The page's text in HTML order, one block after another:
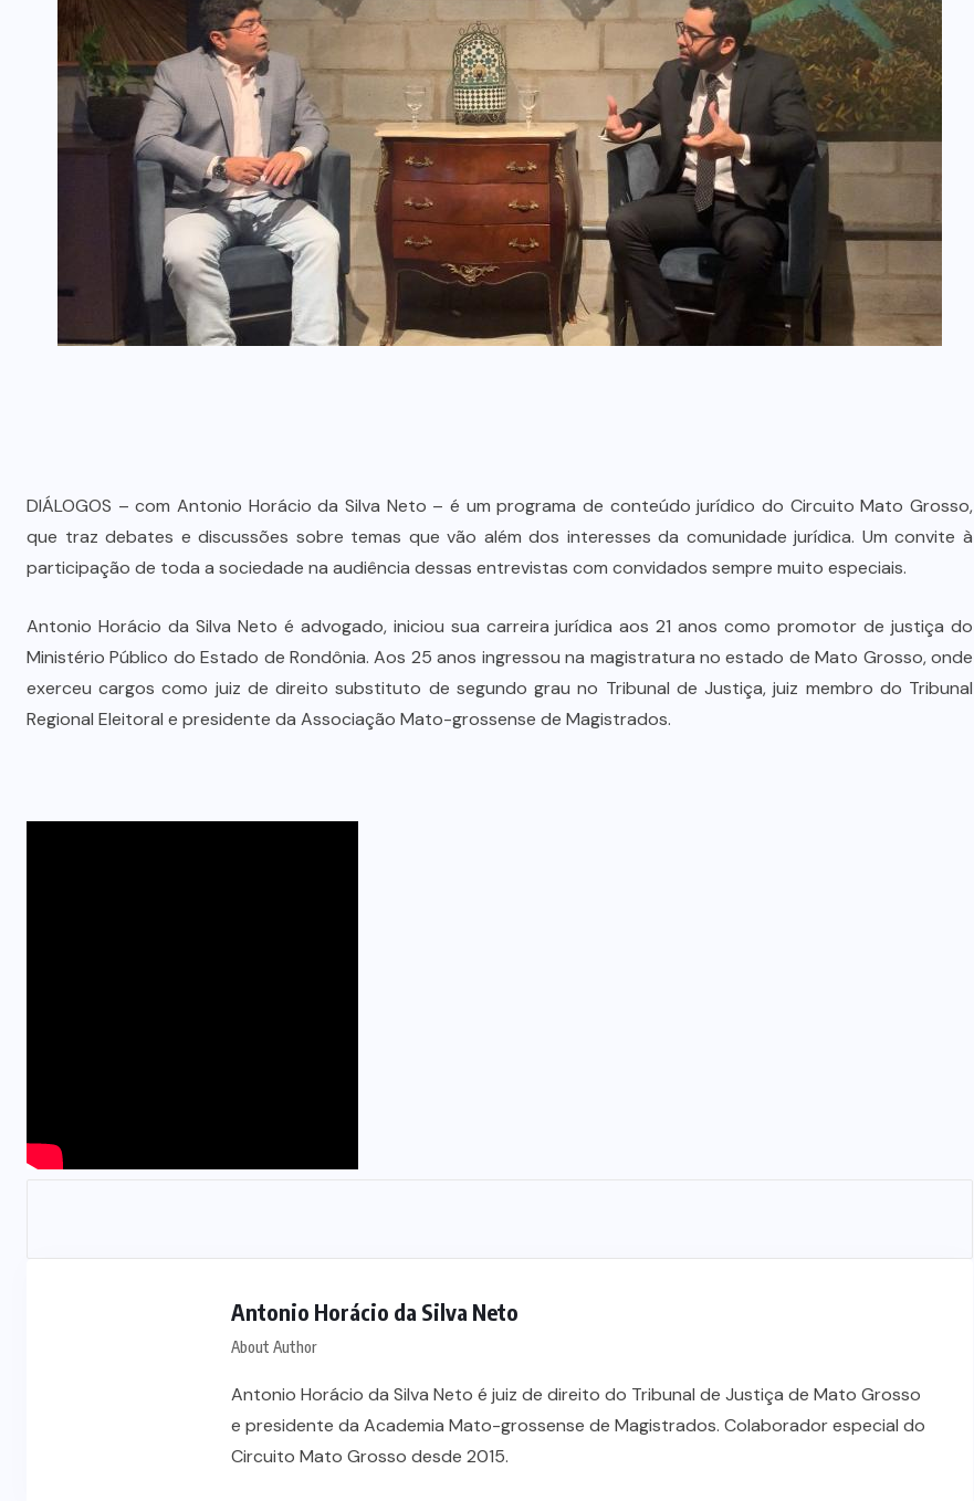
DIÁLOGOS – com Antonio Horácio da Silva Neto – é um programa de conteúdo jurídico do Circuito Mato Grosso,
que traz debates e discussões sobre temas que vão além dos interesses da comunidade jurídica. Um convite à
participação de toda a sociedade na audiência dessas entrevistas com convidados sempre muito especiais.
Antonio Horácio da Silva Neto é advogado, iniciou sua carreira jurídica aos 21 anos como promotor de justiça do
Ministério Público do Estado de Rondônia. Aos 25 anos ingressou na magistratura no estado de Mato Grosso, onde
exerceu cargos como juiz de direito substituto de segundo grau no Tribunal de Justiça, juiz membro do Tribunal
Regional Eleitoral e presidente da Associação Mato-grossense de Magistrados.
Antonio Horácio da Silva Neto
About Author
Antonio Horácio da Silva Neto é juiz de direito do Tribunal de Justiça de Mato Grosso
e presidente da Academia Mato-grossense de Magistrados. Colaborador especial do
Circuito Mato Grosso desde 2015.